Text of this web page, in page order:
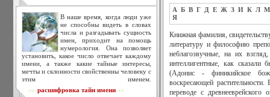
В наше время, когда люди уже
не способны видеть в словах
числа и разгадывать сущность
имен, приходит на помощь
нумерология. Она позволяет
установить, какое число отвечает каждому
имени, а также какие тайные интересы,
мечты и склонности свойственны человеку с
этим именем.
>> расшифровка тайн имени <<
А Б В Г Д Е Ж З И К Л М
Я
Книжная фамилия,
литературу и философию
неблагозвучные, на их
интеллигентные, как
(Адонис - финикийское
воскресающей
переводе с